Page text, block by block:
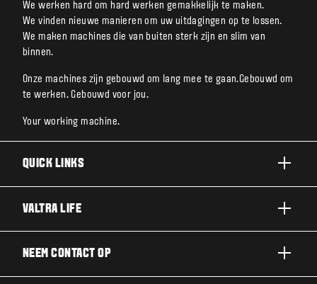
We werken hard om hard werken gemakkelijk te maken.
We vinden nieuwe manieren om uw uitdagingen op te lossen.
We maken machines die van buiten sterk zijn en slim van
binnen.
Onze machines zijn gebouwd om lang mee te gaan.Gebouwd om
te werken. Gebouwd voor jou.
Your working machine.
QUICK LINKS
N SERIE
VALTRA LIFE
NEEM CONTACT OP